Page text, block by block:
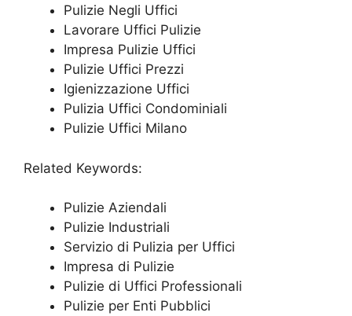
Pulizie Negli Uffici
Lavorare Uffici Pulizie
Impresa Pulizie Uffici
Pulizie Uffici Prezzi
Igienizzazione Uffici
Pulizia Uffici Condominiali
Pulizie Uffici Milano
Related Keywords:
Pulizie Aziendali
Pulizie Industriali
Servizio di Pulizia per Uffici
Impresa di Pulizie
Pulizie di Uffici Professionali
Pulizie per Enti Pubblici